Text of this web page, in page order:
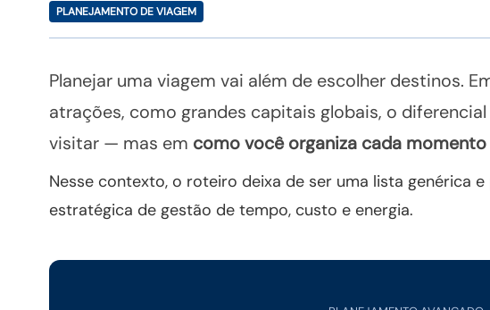
PLANEJAMENTO DE VIAGEM
Planejar uma viagem vai além de escolher destinos.
atrações, como grandes capitais globais, o
visitar — mas em como você organiza cada
Nesse contexto, o roteiro deixa de ser uma lista genérica
estratégica de gestão de tempo, custo e energia.